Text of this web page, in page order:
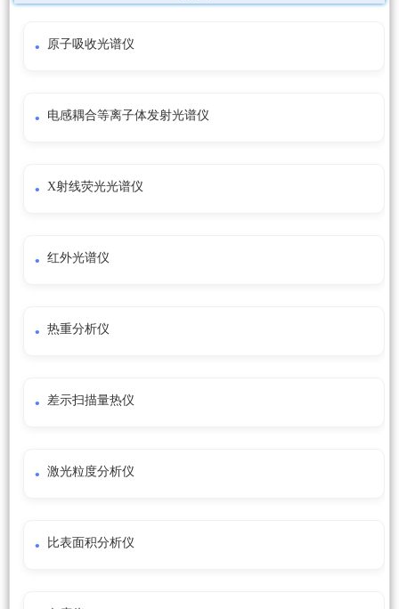
原子吸收光谱仪
电感耦合等离子体发射光谱仪
X射线荧光光谱仪
红外光谱仪
热重分析仪
差示扫描量热仪
激光粒度分析仪
比表面积分析仪